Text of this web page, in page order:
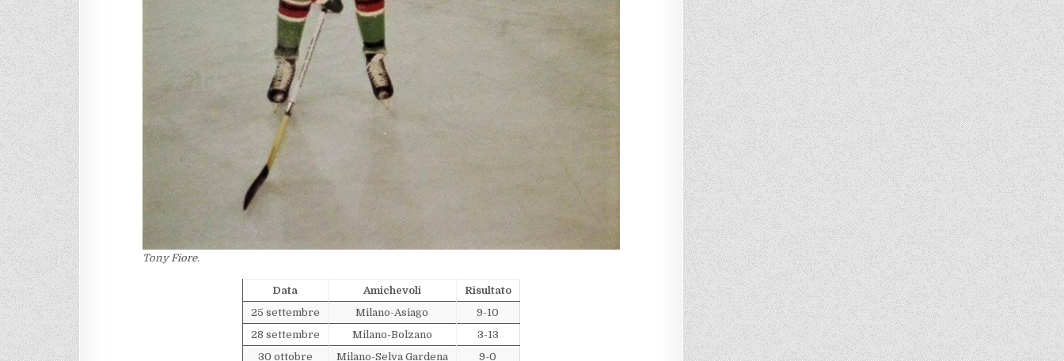
Tony Fiore.
Data Amichevoli
Risultato
25 settembre
Milano-Asiago
9-10
28 settembre
Milano-Bolzano
3-13
30 ottobre
Milano-Selva Gardena 9-0